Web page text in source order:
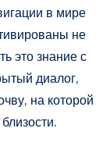
в мире
не
это знание с
диалог,
на которой